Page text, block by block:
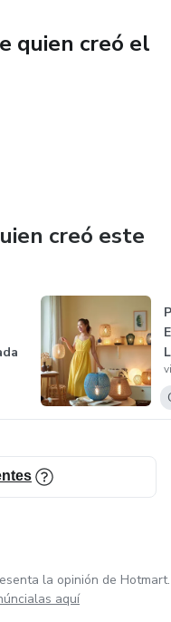
quien creó el
creó este
la opinión de Hotmart.
aquí